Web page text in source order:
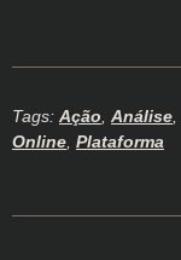
Tags: Ação, Análise,
Online, Plataforma